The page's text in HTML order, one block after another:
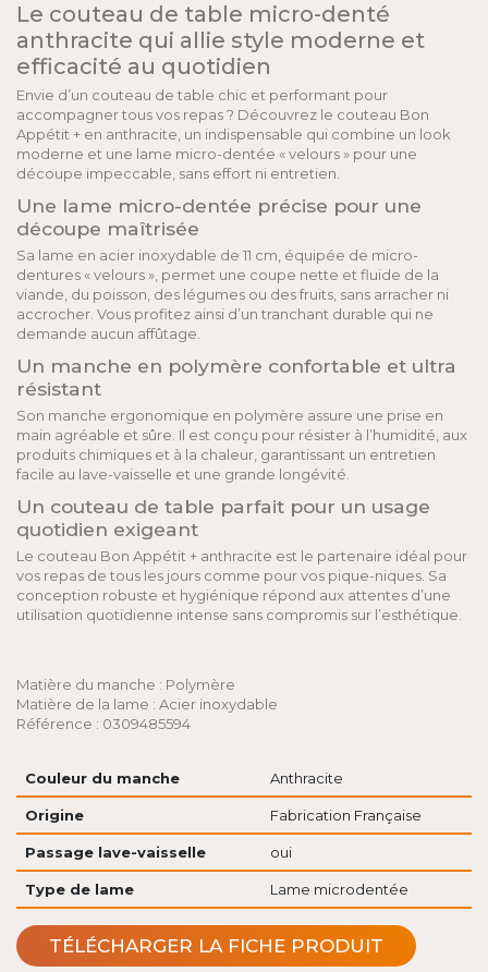
Le couteau de table micro-denté
anthracite qui allie style moderne et
efficacité au quotidien
Envie d’un couteau de table chic et performant pour
accompagner tous vos repas ? Découvrez le couteau Bon
Appétit + en anthracite, un indispensable qui combine un look
moderne et une lame micro-dentée « velours » pour une
découpe impeccable, sans effort ni entretien.
Une lame micro-dentée précise pour une
découpe maîtrisée
Sa lame en acier inoxydable de 11 cm, équipée de micro-
dentures « velours », permet une coupe nette et fluide de la
viande, du poisson, des légumes ou des fruits, sans arracher ni
accrocher. Vous profitez ainsi d’un tranchant durable qui ne
demande aucun affûtage.
Un manche en polymère confortable et ultra
résistant
Son manche ergonomique en polymère assure une prise en
main agréable et sûre. Il est conçu pour résister à l’humidité, aux
produits chimiques et à la chaleur, garantissant un entretien
facile au lave-vaisselle et une grande longévité.
Un couteau de table parfait pour un usage
quotidien exigeant
Le couteau Bon Appétit + anthracite est le partenaire idéal pour
vos repas de tous les jours comme pour vos pique-niques. Sa
conception robuste et hygiénique répond aux attentes d’une
utilisation quotidienne intense sans compromis sur l’esthétique.
Matière du manche : Polymère
Matière de la lame : Acier inoxydable
Référence : 0309485594
Couleur du manche Anthracite
Origine Fabrication Française
Passage lave-vaisselle oui
Type de lame Lame microdentée
TÉLÉCHARGER LA FICHE PRODUIT